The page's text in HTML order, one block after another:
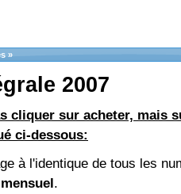
»
2007
cliquer sur acheter, mais
ci-dessous:
à l'identique de tous les
mensuel.